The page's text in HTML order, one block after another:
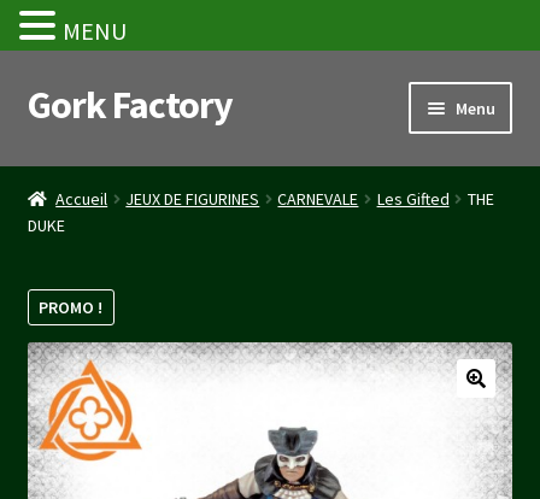
Aller
à
navigation
Aller
au
Gork Factory Menu
Accueil
CGV
Mon compte
Panier
Stripe Payment Success Page
Validation de la commande
Accueil JEUX DE FIGURINES CARNEVALE Les Gifted
THE
DUKE
PROMO !
MENU